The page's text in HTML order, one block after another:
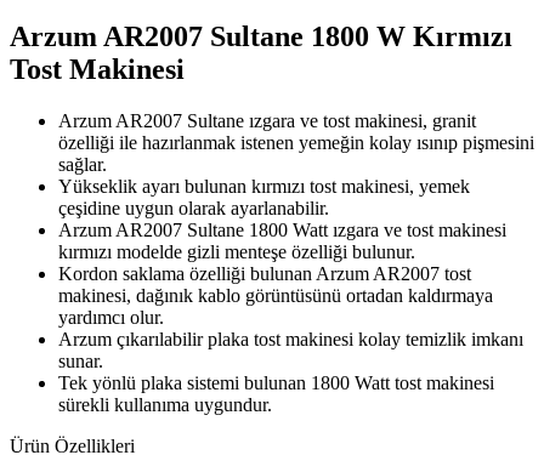
Arzum AR2007 Sultane 1800 W Kırmızı
Tost Makinesi
Arzum AR2007 Sultane ızgara ve tost makinesi, granit
özelliği ile hazırlanmak istenen yemeğin kolay ısınıp pişmesini
sağlar.
Yükseklik ayarı bulunan kırmızı tost makinesi, yemek
çeşidine uygun olarak ayarlanabilir.
Arzum AR2007 Sultane 1800 Watt ızgara ve tost makinesi
kırmızı modelde gizli menteşe özelliği bulunur.
Kordon saklama özelliği bulunan Arzum AR2007 tost
makinesi, dağınık kablo görüntüsünü ortadan kaldırmaya
yardımcı olur.
Arzum çıkarılabilir plaka tost makinesi kolay temizlik imkanı
sunar.
Tek yönlü plaka sistemi bulunan 1800 Watt tost makinesi
sürekli kullanıma uygundur.
Ürün Özellikleri